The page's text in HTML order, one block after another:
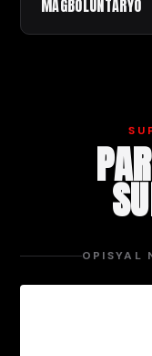
MAGBOLUNTARYO
OPISYAL